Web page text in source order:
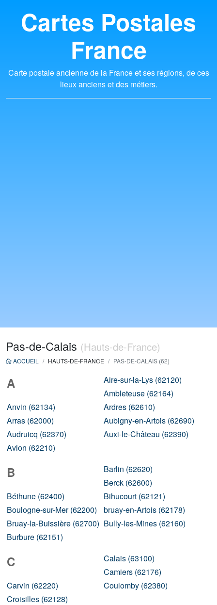
Cartes Postales
France
Carte postale ancienne de la France et ses régions, de ces
lieux anciens et des métiers.
Pas-de-Calais (Hauts-de-France)
ACCUEIL HAUTS-DE-FRANCE PAS-DE-CALAIS (62)
A
Aire-sur-la-Lys (62120)
Ambleteuse (62164)
Anvin (62134)
Ardres (62610)
Arras (62000)
Aubigny-en-Artois (62690)
Audruicq (62370)
Auxi-le-Château (62390)
Avion (62210)
B
Barlin (62620)
Berck (62600)
Béthune (62400)
Bihucourt (62121)
Boulogne-sur-Mer (62200)
bruay-en-Artois (62178)
Bruay-la-Buissière (62700) Bully-les-Mines (62160)
Burbure (62151)
C
Calais (63100)
Camiers (62176)
Carvin (62220)
Coulomby (62380)
Croisilles (62128)